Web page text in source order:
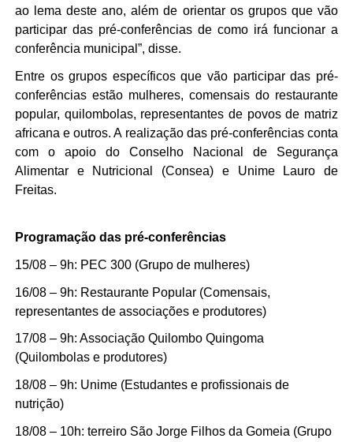
ao lema deste ano, além de orientar os grupos que vão
participar das pré-conferências de como irá funcionar a
conferência municipal”, disse.
Entre os grupos específicos que vão participar das pré-
conferências estão mulheres, comensais do restaurante
popular, quilombolas, representantes de povos de matriz
africana e outros. A realização das pré-conferências conta
com o apoio do Conselho Nacional de Segurança
Alimentar e Nutricional (Consea) e Unime Lauro de
Freitas.
Programação das pré-conferências
15/08 – 9h: PEC 300 (Grupo de mulheres)
16/08 – 9h: Restaurante Popular (Comensais,
representantes de associações e produtores)
17/08 – 9h: Associação Quilombo Quingoma
(Quilombolas e produtores)
18/08 – 9h: Unime (Estudantes e profissionais de
nutrição)
18/08 – 10h: terreiro São Jorge Filhos da Gomeia (Grupo